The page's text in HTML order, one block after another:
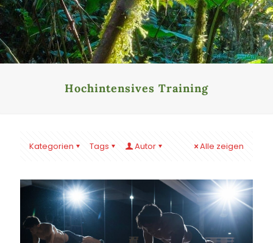
Hochintensives Training
Kategorien Tags Autor Alle zeigen